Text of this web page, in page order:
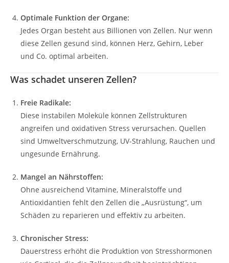
Optimale Funktion der Organe:
Jedes Organ besteht aus Billionen von Zellen. Nur wenn
diese Zellen gesund sind, können Herz, Gehirn, Leber
und Co. optimal arbeiten.
Was schadet unseren Zellen?
Freie Radikale:
Diese instabilen Moleküle können Zellstrukturen
angreifen und oxidativen Stress verursachen. Quellen
sind Umweltverschmutzung, UV-Strahlung, Rauchen und
ungesunde Ernährung.
Mangel an Nährstoffen:
Ohne ausreichend Vitamine, Mineralstoffe und
Antioxidantien fehlt den Zellen die „Ausrüstung“, um
Schäden zu reparieren und effektiv zu arbeiten.
Chronischer Stress:
Dauerstress erhöht die Produktion von Stresshormonen